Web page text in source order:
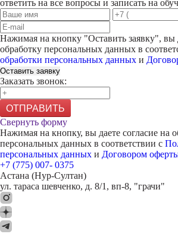
ответить на все вопросы и записать на
Нажимая на кнопку "Оставить заявку", вы
обработку персональных данных в
обработки персональных данных и
Оставить заявку
Заказать звонок:
ОТПРАВИТЬ
Свернуть форму
Нажимая на кнопку, вы даете согласие на
персональных данных в соответствии с
персональных данных и Договором
+7 (775) 007- 0375
Астана (Нур-Султан)
ул. тараса шевченко, д. 8/1, вп-8, "грачи"